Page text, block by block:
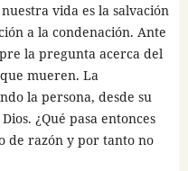
vida es la salvación
a la condenación. Ante
la pregunta acerca del
mueren. La
la persona, desde su
¿Qué pasa entonces
de razón y por tanto no